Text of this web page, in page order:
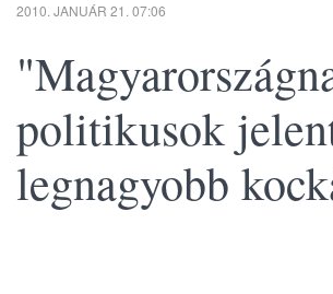
2010. JANUÁR 21. 07:06
politikusok
legnagyobb